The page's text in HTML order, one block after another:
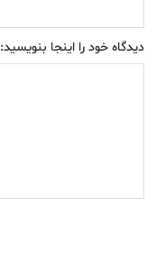
دیدگاه خود را اینجا بنویسید: